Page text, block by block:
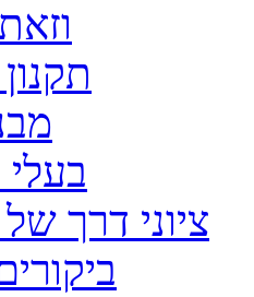
ציוני דרך